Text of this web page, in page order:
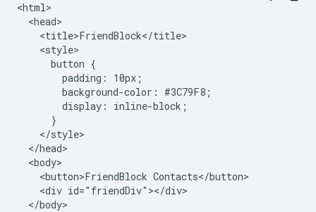
<html>
  <head>
    <title>FriendBlock</title>
    <style>
      button {
        padding: 10px;
        background-color: #3C79F8;
        display: inline-block;
      }
    </style>
  </head>
  <body>
    <button>FriendBlock Contacts</button>
    <div id="friendDiv"></div>
  </body>